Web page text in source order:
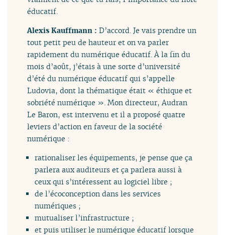
éducatif.
Alexis Kauffmann :D’accord. Je vais prendre un
tout petit peu de hauteur et on va parler
rapidement du numérique éducatif. À la fin du
mois d’août, j’étais à une sorte d’université
d’été du numérique éducatif qui s’appelle
Ludovia, dont la thématique était « éthique et
sobriété numérique ». Mon directeur, Audran
Le Baron, est intervenu et il a proposé quatre
leviers d’action en faveur de la société
numérique :
rationaliser les équipements, je pense que ça
parlera aux auditeurs et ça parlera aussi à
ceux qui s’intéressent au logiciel libre ;
de l’écoconception dans les services
numériques ;
mutualiser l’infrastructure ;
et puis utiliser le numérique éducatif lorsque